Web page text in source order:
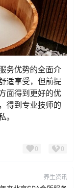
务优势的全面介
适享受，但前提
面得到更好的优
得到专业技师的
。
0 0
养生资讯